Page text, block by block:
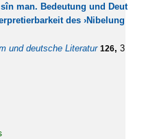
man. Bedeutung und Deut
des ›Nibelung
und deutsche Literatur 126, 3